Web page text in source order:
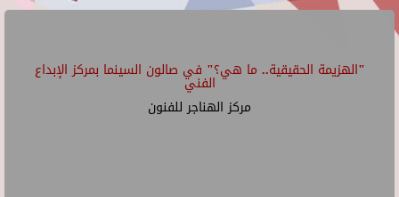
"الهزيمة الحقيقية.. ما هي؟" في صالون السينما بمركز الإبداع
الفني
مركز الهناجر للفنون